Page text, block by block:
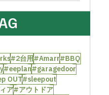
#2台用#Amarr#BBQ
#eeplan#garagedoor
OUT#sleepout
ア#アウトドア